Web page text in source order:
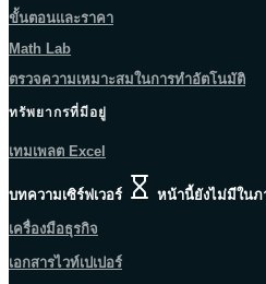
ขั้นตอนและราคา
Math Lab
ตรวจความเหมาะสมในการทำอัตโนมัติ
ทรัพยากรที่มีอยู่
เทมเพลต Excel
บทความเซิร์ฟเวอร์ หน้านี้ยังไม่มีในภ
เครื่องมือธุรกิจ
เอกสารไวท์เปเปอร์